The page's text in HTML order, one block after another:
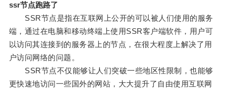
ssr节点跑路了
SSR节点是指在互联网上公开的可以被人们使用的服务
端，通过在电脑和移动终端上使用SSR客户端软件，用户可
以访问其连接到的服务器上的节点，在很大程度上解决了用
户访问网络的问题。
SSR节点不仅能够让人们突破一些地区性限制，也能够
更快速地访问一些国外的网站，大大提升了自由使用互联网